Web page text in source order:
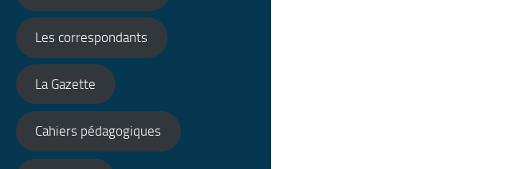
Les correspondants
La Gazette
Cahiers pédagogiques